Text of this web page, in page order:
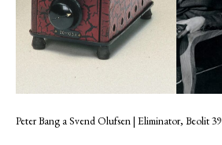
Peter Bang a Svend Olufsen | Eliminator, Beolit 39